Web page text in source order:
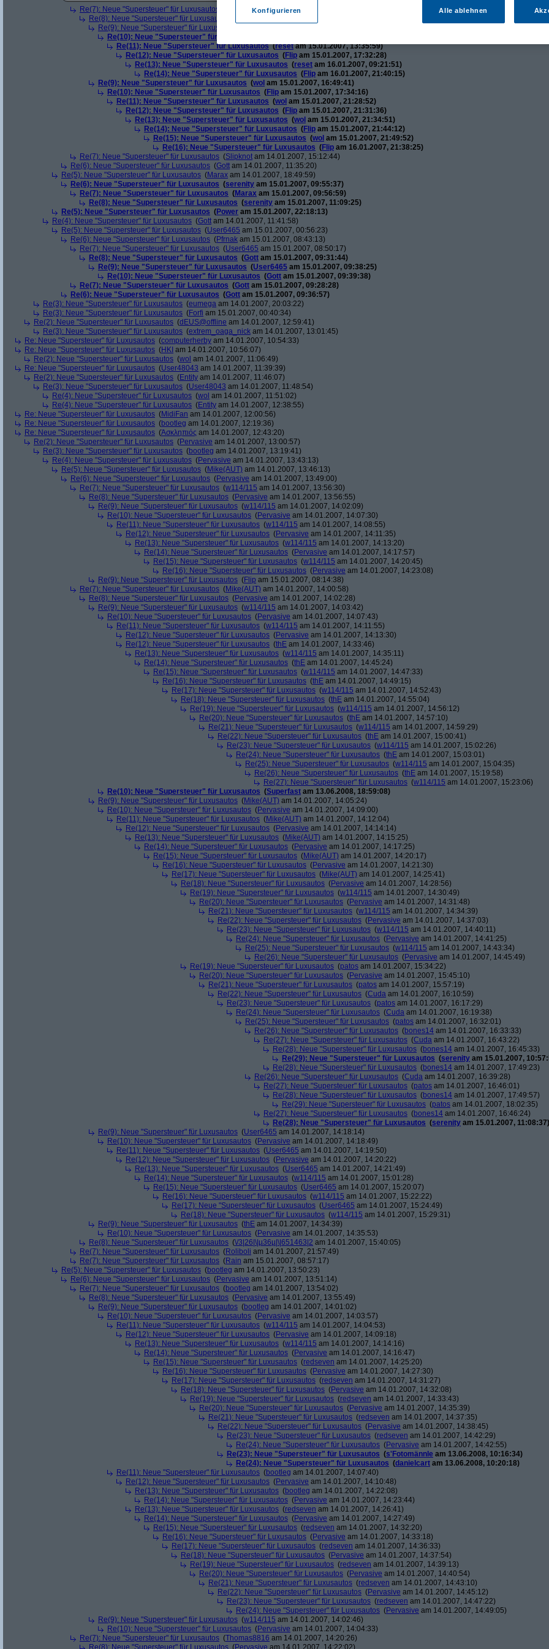
Re(7): Neue "Supersteuer" für Luxusautos
am 14.01.2007, 11:35:10)
Re(8): Neue "Supersteuer" für Luxusautos
Re(9): Neue "Supersteuer" für Luxusautos
Re(10): Neue "Supersteuer" für Luxusautos
Re(11): Neue "Supersteuer" für Luxusautos(resetam 15.01.2007, 13:35:59)
Re(12): Neue "Supersteuer" für Luxusautos (Flip am 15.01.2007, 17:32:28)
Re(13): Neue "Supersteuer" für Luxusautos (reset am 16.01.2007, 09:21:51)
Re(14): Neue "Supersteuer" für Luxusautos (Flip am 16.01.2007, 21:40:15)
Re(9): Neue "Supersteuer" für Luxusautos (wol am 15.01.2007, 16:49:41)
Re(10): Neue "Supersteuer" für Luxusautos (Flip am 15.01.2007, 17:34:16)
Re(11): Neue "Supersteuer" für Luxusautos (wol am 15.01.2007, 21:28:52)
Re(12): Neue "Supersteuer" für Luxusautos (Flip am 15.01.2007, 21:31:36)
Re(13): Neue "Supersteuer" für Luxusautos (wol am 15.01.2007, 21:34:51)
Re(14): Neue "Supersteuer" für Luxusautos (Flip am 15.01.2007, 21:44:12)
Re(15): Neue "Supersteuer" für Luxusautos (wol am 15.01.2007, 21:49:52)
Re(16): Neue "Supersteuer" für Luxusautos (Flip am 16.01.2007, 21:38:25)
Re(7): Neue "Supersteuer" für Luxusautos (Slipknot am 14.01.2007, 15:12:44)
Re(6): Neue "Supersteuer" für Luxusautos (Gott am 14.01.2007, 11:35:20)
Re(5): Neue "Supersteuer" für Luxusautos (Marax am 14.01.2007, 18:49:59)
Re(6): Neue "Supersteuer" für Luxusautos (serenity am 15.01.2007, 09:55:37)
Re(7): Neue "Supersteuer" für Luxusautos (Marax am 15.01.2007, 09:56:59)
Re(8): Neue "Supersteuer" für Luxusautos (serenity am 15.01.2007, 11:09:25)
Re(5): Neue "Supersteuer" für Luxusautos (Power am 15.01.2007, 22:18:13)
Re(4): Neue "Supersteuer" für Luxusautos (Gott am 14.01.2007, 11:41:58)
Re(5): Neue "Supersteuer" für Luxusautos (User6465 am 15.01.2007, 00:56:23)
Re(6): Neue "Supersteuer" für Luxusautos (Pfrnak am 15.01.2007, 08:43:13)
Re(7): Neue "Supersteuer" für Luxusautos (User6465 am 15.01.2007, 08:50:17)
Re(8): Neue "Supersteuer" für Luxusautos (Gott am 15.01.2007, 09:31:44)
Re(9): Neue "Supersteuer" für Luxusautos (User6465 am 15.01.2007, 09:38:25)
Re(10): Neue "Supersteuer" für Luxusautos (Gott am 15.01.2007, 09:39:38)
Re(7): Neue "Supersteuer" für Luxusautos (Gott am 15.01.2007, 09:28:28)
Re(6): Neue "Supersteuer" für Luxusautos (Gott am 15.01.2007, 09:36:57)
Re(3): Neue "Supersteuer" für Luxusautos (eumega am 14.01.2007, 20:03:22)
Re(3): Neue "Supersteuer" für Luxusautos (Forfi am 15.01.2007, 00:40:34)
Re(2): Neue "Supersteuer" für Luxusautos (dEUS@offline am 14.01.2007, 12:59:41)
Re(3): Neue "Supersteuer" für Luxusautos (extrem_oaga_nick am 14.01.2007, 13:01:45)
Re: Neue "Supersteuer" für Luxusautos (computerherby am 14.01.2007, 10:54:33)
Re: Neue "Supersteuer" für Luxusautos (HKI am 14.01.2007, 10:56:07)
Re(2): Neue "Supersteuer" für Luxusautos (wol am 14.01.2007, 11:06:49)
Re: Neue "Supersteuer" für Luxusautos (User48043 am 14.01.2007, 11:39:39)
Re(2): Neue "Supersteuer" für Luxusautos (Entity am 14.01.2007, 11:46:07)
Re(3): Neue "Supersteuer" für Luxusautos (User48043 am 14.01.2007, 11:48:54)
Re(4): Neue "Supersteuer" für Luxusautos (wol am 14.01.2007, 11:51:02)
Re(4): Neue "Supersteuer" für Luxusautos (Entity am 14.01.2007, 12:38:55)
Re: Neue "Supersteuer" für Luxusautos (MidiFan am 14.01.2007, 12:00:56)
Re: Neue "Supersteuer" für Luxusautos (bootleg am 14.01.2007, 12:19:36)
Re: Neue "Supersteuer" für Luxusautos (Ἀσκληπιός am 14.01.2007, 12:43:20)
Re(2): Neue "Supersteuer" für Luxusautos (Pervasive am 14.01.2007, 13:00:57)
Re(3): Neue "Supersteuer" für Luxusautos (bootleg am 14.01.2007, 13:19:41)
Re(4): Neue "Supersteuer" für Luxusautos (Pervasive am 14.01.2007, 13:43:13)
Re(5): Neue "Supersteuer" für Luxusautos (Mike(AUT) am 14.01.2007, 13:46:13)
Re(6): Neue "Supersteuer" für Luxusautos (Pervasive am 14.01.2007, 13:49:00)
Re(7): Neue "Supersteuer" für Luxusautos (w114/115 am 14.01.2007, 13:56:30)
Re(8): Neue "Supersteuer" für Luxusautos (Pervasive am 14.01.2007, 13:56:55)
Re(9): Neue "Supersteuer" für Luxusautos (w114/115 am 14.01.2007, 14:02:09)
Re(10): Neue "Supersteuer" für Luxusautos (Pervasive am 14.01.2007, 14:07:30)
Re(11): Neue "Supersteuer" für Luxusautos (w114/115 am 14.01.2007, 14:08:55)
Re(12): Neue "Supersteuer" für Luxusautos (Pervasive am 14.01.2007, 14:11:35)
Re(13): Neue "Supersteuer" für Luxusautos (w114/115 am 14.01.2007, 14:13:20)
Re(14): Neue "Supersteuer" für Luxusautos (Pervasive am 14.01.2007, 14:17:57)
Re(15): Neue "Supersteuer" für Luxusautos (w114/115 am 14.01.2007, 14:20:45)
Re(16): Neue "Supersteuer" für Luxusautos (Pervasive am 14.01.2007, 14:23:08)
Re(9): Neue "Supersteuer" für Luxusautos (Flip am 15.01.2007, 08:14:38)
Re(7): Neue "Supersteuer" für Luxusautos (Mike(AUT) am 14.01.2007, 14:00:58)
Re(8): Neue "Supersteuer" für Luxusautos (Pervasive am 14.01.2007, 14:02:28)
Re(9): Neue "Supersteuer" für Luxusautos (w114/115 am 14.01.2007, 14:03:42)
Re(10): Neue "Supersteuer" für Luxusautos (Pervasive am 14.01.2007, 14:07:43)
Re(11): Neue "Supersteuer" für Luxusautos (w114/115 am 14.01.2007, 14:11:55)
Re(12): Neue "Supersteuer" für Luxusautos (Pervasive am 14.01.2007, 14:13:30)
Re(12): Neue "Supersteuer" für Luxusautos (thE am 14.01.2007, 14:33:46)
Re(13): Neue "Supersteuer" für Luxusautos (w114/115 am 14.01.2007, 14:35:11)
Re(14): Neue "Supersteuer" für Luxusautos (thE am 14.01.2007, 14:45:24)
Re(15): Neue "Supersteuer" für Luxusautos (w114/115 am 14.01.2007, 14:47:33)
Re(16): Neue "Supersteuer" für Luxusautos (thE am 14.01.2007, 14:49:15)
Re(17): Neue "Supersteuer" für Luxusautos (w114/115 am 14.01.2007, 14:52:43)
Re(18): Neue "Supersteuer" für Luxusautos (thE am 14.01.2007, 14:55:04)
Re(19): Neue "Supersteuer" für Luxusautos (w114/115 am 14.01.2007, 14:56:12)
Re(20): Neue "Supersteuer" für Luxusautos (thE am 14.01.2007, 14:57:10)
Re(21): Neue "Supersteuer" für Luxusautos (w114/115 am 14.01.2007, 14:59:29)
Re(22): Neue "Supersteuer" für Luxusautos (thE am 14.01.2007, 15:00:41)
Re(23): Neue "Supersteuer" für Luxusautos (w114/115 am 14.01.2007, 15:02:26)
Re(24): Neue "Supersteuer" für Luxusautos (thE am 14.01.2007, 15:03:01)
Re(25): Neue "Supersteuer" für Luxusautos (w114/115 am 14.01.2007, 15:04:35)
Re(26): Neue "Supersteuer" für Luxusautos (thE am 14.01.2007, 15:19:58)
Re(27): Neue "Supersteuer" für Luxusautos (w114/115 am 14.01.2007, 15:23:06)
Re(10): Neue "Supersteuer" für Luxusautos (Superfast am 13.06.2008, 18:59:08)
Re(9): Neue "Supersteuer" für Luxusautos (Mike(AUT) am 14.01.2007, 14:05:24)
Re(10): Neue "Supersteuer" für Luxusautos (Pervasive am 14.01.2007, 14:09:00)
Re(11): Neue "Supersteuer" für Luxusautos (Mike(AUT) am 14.01.2007, 14:12:04)
Re(12): Neue "Supersteuer" für Luxusautos (Pervasive am 14.01.2007, 14:14:14)
Re(13): Neue "Supersteuer" für Luxusautos (Mike(AUT) am 14.01.2007, 14:15:25)
Re(14): Neue "Supersteuer" für Luxusautos (Pervasive am 14.01.2007, 14:17:25)
Re(15): Neue "Supersteuer" für Luxusautos (Mike(AUT) am 14.01.2007, 14:20:17)
Re(16): Neue "Supersteuer" für Luxusautos (Pervasive am 14.01.2007, 14:21:30)
Re(17): Neue "Supersteuer" für Luxusautos (Mike(AUT) am 14.01.2007, 14:25:41)
Re(18): Neue "Supersteuer" für Luxusautos (Pervasive am 14.01.2007, 14:28:56)
Re(19): Neue "Supersteuer" für Luxusautos (w114/115 am 14.01.2007, 14:30:49)
Re(20): Neue "Supersteuer" für Luxusautos (Pervasive am 14.01.2007, 14:31:48)
Re(21): Neue "Supersteuer" für Luxusautos (w114/115 am 14.01.2007, 14:34:39)
Re(22): Neue "Supersteuer" für Luxusautos (Pervasive am 14.01.2007, 14:37:03)
Re(23): Neue "Supersteuer" für Luxusautos (w114/115 am 14.01.2007, 14:40:11)
Re(24): Neue "Supersteuer" für Luxusautos (Pervasive am 14.01.2007, 14:41:25)
Re(25): Neue "Supersteuer" für Luxusautos (w114/115 am 14.01.2007, 14:43:34)
Re(26): Neue "Supersteuer" für Luxusautos (Pervasive am 14.01.2007, 14:45:49)
Re(19): Neue "Supersteuer" für Luxusautos (patos am 14.01.2007, 15:34:22)
Re(20): Neue "Supersteuer" für Luxusautos (Pervasive am 14.01.2007, 15:45:10)
Re(21): Neue "Supersteuer" für Luxusautos (patos am 14.01.2007, 15:57:19)
Re(22): Neue "Supersteuer" für Luxusautos (Cuda am 14.01.2007, 16:10:59)
Re(23): Neue "Supersteuer" für Luxusautos (patos am 14.01.2007, 16:17:29)
Re(24): Neue "Supersteuer" für Luxusautos (Cuda am 14.01.2007, 16:19:38)
Re(25): Neue "Supersteuer" für Luxusautos (patos am 14.01.2007, 16:32:01)
Re(26): Neue "Supersteuer" für Luxusautos (bones14 am 14.01.2007, 16:33:33)
Re(27): Neue "Supersteuer" für Luxusautos (Cuda am 14.01.2007, 16:43:22)
Re(28): Neue "Supersteuer" für Luxusautos (bones14 am 14.01.2007, 16:45:33)
Re(29): Neue "Supersteuer" für Luxusautos (serenity am 15.01.2007,
Re(28): Neue "Supersteuer" für Luxusautos (bones14 am 14.01.2007, 17:49:23)
Re(26): Neue "Supersteuer" für Luxusautos (Cuda am 14.01.2007, 16:39:28)
Re(27): Neue "Supersteuer" für Luxusautos (patos am 14.01.2007, 16:46:01)
Re(28): Neue "Supersteuer" für Luxusautos (bones14 am 14.01.2007, 17:49:57)
Re(29): Neue "Supersteuer" für Luxusautos (patos am 14.01.2007, 18:02:35)
Re(27): Neue "Supersteuer" für Luxusautos (bones14 am 14.01.2007, 16:46:24)
Re(28): Neue "Supersteuer" für Luxusautos (serenity am 15.01.2007, 11:08:37)
Re(9): Neue "Supersteuer" für Luxusautos (User6465 am 14.01.2007, 14:18:14)
Re(10): Neue "Supersteuer" für Luxusautos (Pervasive am 14.01.2007, 14:18:49)
Re(11): Neue "Supersteuer" für Luxusautos (User6465 am 14.01.2007, 14:19:50)
Re(12): Neue "Supersteuer" für Luxusautos (Pervasive am 14.01.2007, 14:20:22)
Re(13): Neue "Supersteuer" für Luxusautos (User6465 am 14.01.2007, 14:21:49)
Re(14): Neue "Supersteuer" für Luxusautos (w114/115 am 14.01.2007, 15:01:28)
Re(15): Neue "Supersteuer" für Luxusautos (User6465 am 14.01.2007, 15:20:07)
Re(16): Neue "Supersteuer" für Luxusautos (w114/115 am 14.01.2007, 15:22:22)
Re(17): Neue "Supersteuer" für Luxusautos (User6465 am 14.01.2007, 15:24:49)
Re(18): Neue "Supersteuer" für Luxusautos (w114/115 am 14.01.2007, 15:29:31)
Re(9): Neue "Supersteuer" für Luxusautos (thE am 14.01.2007, 14:34:39)
Re(10): Neue "Supersteuer" für Luxusautos (Pervasive am 14.01.2007, 14:35:53)
Re(8): Neue "Supersteuer" für Luxusautos (\/3|26|\|µ36µ|\|651463|2 am 14.01.2007, 15:40:05)
Re(7): Neue "Supersteuer" für Luxusautos (Roliboli am 14.01.2007, 21:57:49)
Re(7): Neue "Supersteuer" für Luxusautos (Rain am 15.01.2007, 08:57:17)
Re(5): Neue "Supersteuer" für Luxusautos (bootleg am 14.01.2007, 13:50:23)
Re(6): Neue "Supersteuer" für Luxusautos (Pervasive am 14.01.2007, 13:51:14)
Re(7): Neue "Supersteuer" für Luxusautos (bootleg am 14.01.2007, 13:54:02)
Re(8): Neue "Supersteuer" für Luxusautos (Pervasive am 14.01.2007, 13:55:49)
Re(9): Neue "Supersteuer" für Luxusautos (bootleg am 14.01.2007, 14:01:02)
Re(10): Neue "Supersteuer" für Luxusautos (Pervasive am 14.01.2007, 14:03:57)
Re(11): Neue "Supersteuer" für Luxusautos (w114/115 am 14.01.2007, 14:04:53)
Re(12): Neue "Supersteuer" für Luxusautos (Pervasive am 14.01.2007, 14:09:18)
Re(13): Neue "Supersteuer" für Luxusautos (w114/115 am 14.01.2007, 14:14:16)
Re(14): Neue "Supersteuer" für Luxusautos (Pervasive am 14.01.2007, 14:16:47)
Re(15): Neue "Supersteuer" für Luxusautos (redseven am 14.01.2007, 14:25:20)
Re(16): Neue "Supersteuer" für Luxusautos (Pervasive am 14.01.2007, 14:27:30)
Re(17): Neue "Supersteuer" für Luxusautos (redseven am 14.01.2007, 14:31:27)
Re(18): Neue "Supersteuer" für Luxusautos (Pervasive am 14.01.2007, 14:32:08)
Re(19): Neue "Supersteuer" für Luxusautos (redseven am 14.01.2007, 14:33:43)
Re(20): Neue "Supersteuer" für Luxusautos (Pervasive am 14.01.2007, 14:35:39)
Re(21): Neue "Supersteuer" für Luxusautos (redseven am 14.01.2007, 14:37:35)
Re(22): Neue "Supersteuer" für Luxusautos (Pervasive am 14.01.2007, 14:38:45)
Re(23): Neue "Supersteuer" für Luxusautos (redseven am 14.01.2007, 14:42:29)
Re(24): Neue "Supersteuer" für Luxusautos (Pervasive am 14.01.2007, 14:42:55)
Re(23): Neue "Supersteuer" für Luxusautos (s'Fotomännle am 13.06.2008, 10:16:34)
Re(24): Neue "Supersteuer" für Luxusautos (danielcart am 13.06.2008, 10:20:18)
Re(11): Neue "Supersteuer" für Luxusautos (bootleg am 14.01.2007, 14:07:40)
Re(12): Neue "Supersteuer" für Luxusautos (Pervasive am 14.01.2007, 14:10:48)
Re(13): Neue "Supersteuer" für Luxusautos (bootleg am 14.01.2007, 14:22:08)
Re(14): Neue "Supersteuer" für Luxusautos (Pervasive am 14.01.2007, 14:23:44)
Re(13): Neue "Supersteuer" für Luxusautos (redseven am 14.01.2007, 14:26:41)
Re(14): Neue "Supersteuer" für Luxusautos (Pervasive am 14.01.2007, 14:27:49)
Re(15): Neue "Supersteuer" für Luxusautos (redseven am 14.01.2007, 14:32:20)
Re(16): Neue "Supersteuer" für Luxusautos (Pervasive am 14.01.2007, 14:33:18)
Re(17): Neue "Supersteuer" für Luxusautos (redseven am 14.01.2007, 14:36:33)
Re(18): Neue "Supersteuer" für Luxusautos (Pervasive am 14.01.2007, 14:37:54)
Re(19): Neue "Supersteuer" für Luxusautos (redseven am 14.01.2007, 14:39:13)
Re(20): Neue "Supersteuer" für Luxusautos (Pervasive am 14.01.2007, 14:40:54)
Re(21): Neue "Supersteuer" für Luxusautos (redseven am 14.01.2007, 14:43:10)
Re(22): Neue "Supersteuer" für Luxusautos (Pervasive am 14.01.2007, 14:45:12)
Re(23): Neue "Supersteuer" für Luxusautos (redseven am 14.01.2007, 14:47:22)
Re(24): Neue "Supersteuer" für Luxusautos (Pervasive am 14.01.2007, 14:49:05)
Re(9): Neue "Supersteuer" für Luxusautos (w114/115 am 14.01.2007, 14:02:46)
Re(10): Neue "Supersteuer" für Luxusautos (Pervasive am 14.01.2007, 14:04:33)
Re(7): Neue "Supersteuer" für Luxusautos (Thomas8816 am 14.01.2007, 14:20:26)
Re(8): Neue "Supersteuer" für Luxusautos (Pervasive am 14.01.2007, 14:22:02)
Konfigurieren Alle ablehnen